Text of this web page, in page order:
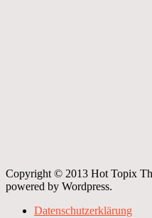
Copyright © 2013 Hot Topix
powered by Wordpress.
Datenschutzerklärung